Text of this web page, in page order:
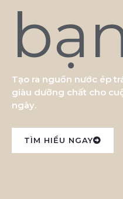
Tạo ra nguồn nước ép
giàu dưỡng chất cho
ngày.
TÌM HIỂU NGAY